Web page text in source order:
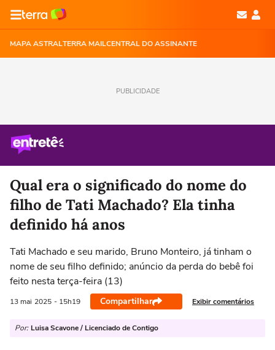
MAPA ASTRALTERRA MAILCENTRAL DO ASSINANTE
PUBLICIDADE
Qual era o significado do nome do
filho de Tati Machado? Ela tinha
definido há anos
Tati Machado e seu marido, Bruno Monteiro, já tinham o
nome de seu filho definido; anúncio da perda do bebê foi
feito nesta terça-feira (13)
13 mai 2025 - 15h19 Compartilhar Exibir comentários
Por: Luisa Scavone / Licenciado de Contigo